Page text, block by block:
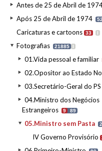
Antes de 25 de Abril de
Após 25 de Abril de 1974
Caricaturas e cartoons 33 I
Fotografias 21885 I
01.Vida pessoal e familiar
02.Opositor ao Estado
03.Secretário-Geral do PS
04.Ministro dos Negócios
Estrangeiros
9 89
05.Ministro sem Pasta 2
IV Governo Provisório